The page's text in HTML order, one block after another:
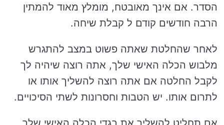
הסדר. אם אינך מאובטח, מומלץ מאוד להמתין
הרבה חודשים קודם ל קבלת שיחה.
לאחר שהחלטת שאתה פשוט במצב להתגרש
מלבוש הכלה האישי שלך, אתה רוצה שיהיה לך
לקבל החלטה אם אתה רוצה להשליך אותו או
לתרום אותו. יש הטבות וחסרונות לשתי הסיכויים.